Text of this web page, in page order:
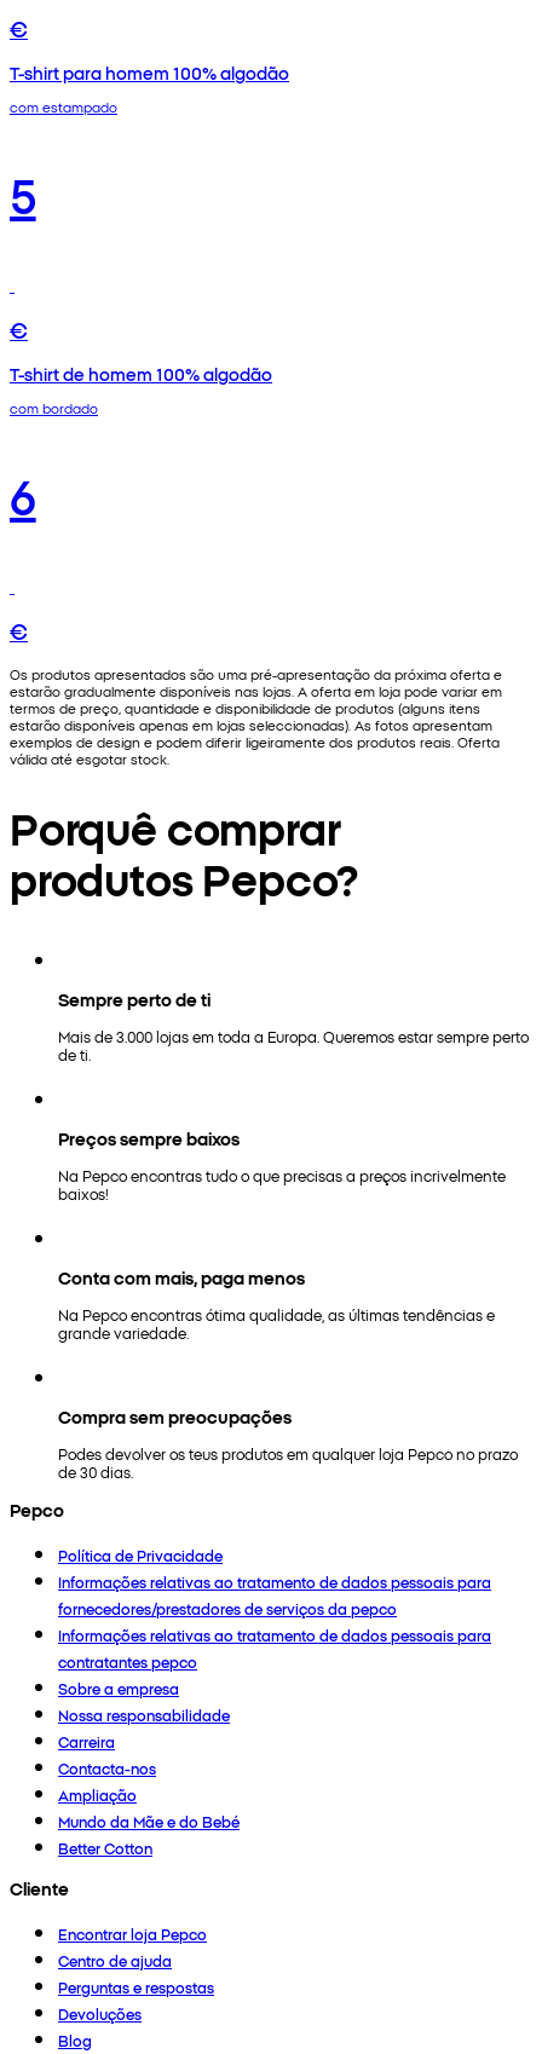
€
T-shirt para homem 100% algodão
com estampado
5
€
T-shirt de homem 100% algodão
com bordado
6
€
Os produtos apresentados são uma pré-apresentação da próxima oferta e
estarão gradualmente disponíveis nas lojas. A oferta em loja pode variar em
termos de preço, quantidade e disponibilidade de produtos (alguns itens
estarão disponíveis apenas em lojas seleccionadas). As fotos apresentam
exemplos de design e podem diferir ligeiramente dos produtos reais. Oferta
válida até esgotar stock.
Porquê comprar
produtos Pepco?
Sempre perto de ti
Mais de 3.000 lojas em toda a Europa. Queremos estar sempre perto
de ti.
Preços sempre baixos
Na Pepco encontras tudo o que precisas a preços incrivelmente
baixos!
Conta com mais, paga menos
Na Pepco encontras ótima qualidade, as últimas tendências e
grande variedade.
Compra sem preocupações
Podes devolver os teus produtos em qualquer loja Pepco no prazo
de 30 dias.
Pepco
Política de Privacidade
Informações relativas ao tratamento de dados pessoais para
fornecedores/prestadores de serviços da pepco
Informações relativas ao tratamento de dados pessoais para
contratantes pepco
Sobre a empresa
Nossa responsabilidade
Carreira
Contacta-nos
Ampliação
Mundo da Mãe e do Bebé
Better Cotton
Cliente
Encontrar loja Pepco
Centro de ajuda
Perguntas e respostas
Devoluções
Blog